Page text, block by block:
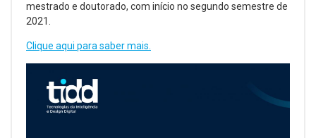
mestrado e doutorado, com início no segundo semestre de
2021.
Clique aqui para saber mais.